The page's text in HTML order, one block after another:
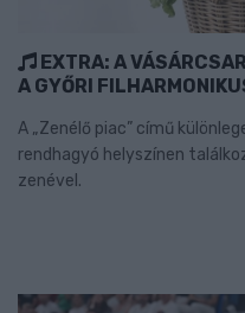
EXTRA: A
A GYŐRI
A „Zenélő piac” című
rendhagyó helyszínen
zenével.